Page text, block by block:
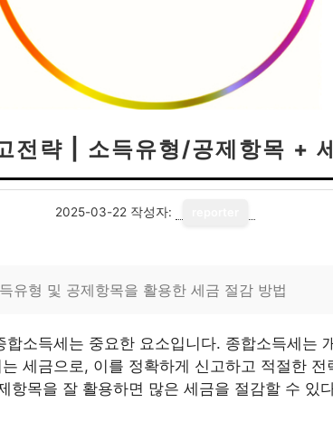
전략 | 소득유형/공제항목 +
2025-03-22 작성자:
유형 및 공제항목을 활용한 세금 절감 방법
합소득세는 중요한 요소입니다. 종합소득세는
세금으로, 이를 정확하게 신고하고 적절한 전
항목을 잘 활용하면 많은 세금을 절감할 수 있